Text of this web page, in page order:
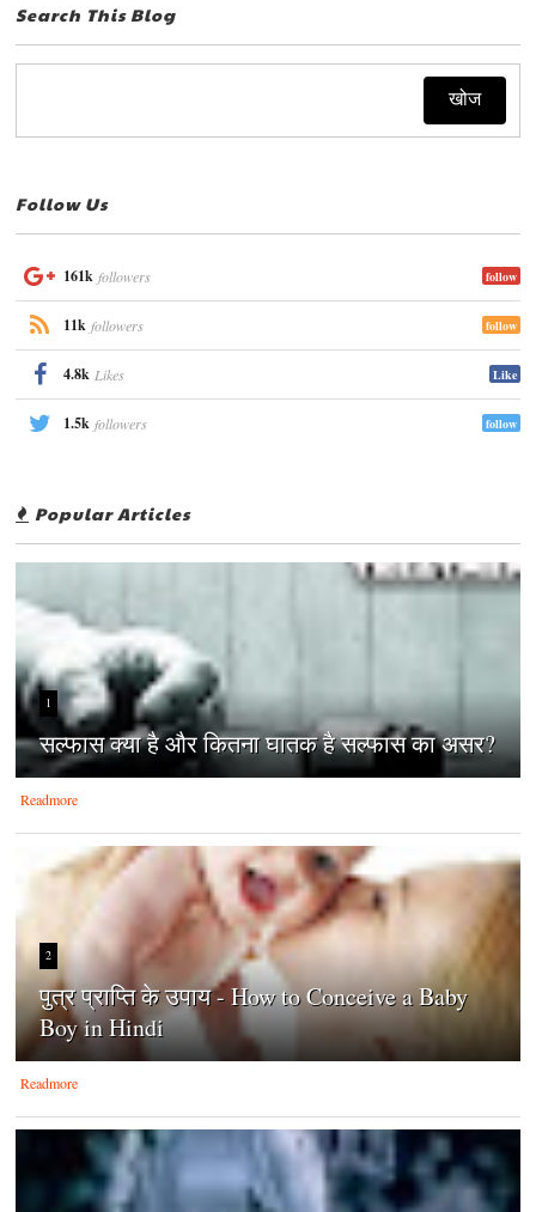
Search This Blog
Follow Us
161k followers follow
11k followers follow
4.8k Likes Like
1.5k followers follow
Popular Articles
1
सल्फास क्या है और कितना घातक है सल्फास का असर?
Readmore
2
पुत्र प्राप्ति के उपाय - How to Conceive a Baby
Boy in Hindi
Readmore